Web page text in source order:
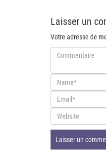
Laisser un
Votre adresse de